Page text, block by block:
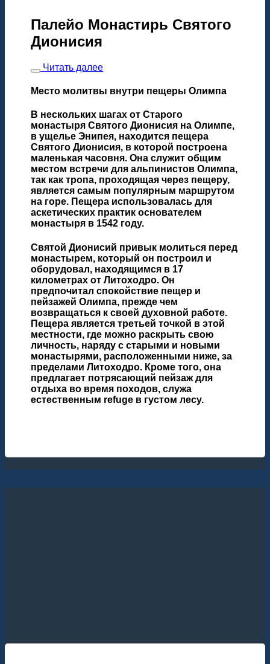
Палейо Монастирь Святого
Дионисия
Читать далее
Место молитвы внутри пещеры Олимпа
В нескольких шагах от Старого
монастыря Святого Дионисия на Олимпе,
в ущелье Энипея, находится пещера
Святого Дионисия, в которой построена
маленькая часовня. Она служит общим
местом встречи для альпинистов Олимпа,
так как тропа, проходящая через пещеру,
является самым популярным маршрутом
на горе. Пещера использовалась для
аскетических практик основателем
монастыря в 1542 году.
Святой Дионисий привык молиться перед
монастырем, который он построил и
оборудовал, находящимся в 17
километрах от Литоходро. Он
предпочитал спокойствие пещер и
пейзажей Олимпа, прежде чем
возвращаться к своей духовной работе.
Пещера является третьей точкой в этой
местности, где можно раскрыть свою
личность, наряду с старыми и новыми
монастырями, расположенными ниже, за
пределами Литоходро. Кроме того, она
предлагает потрясающий пейзаж для
отдыха во время походов, служа
естественным refuge в густом лесу.